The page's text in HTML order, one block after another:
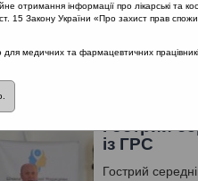
Гострий
із ГРС
Гострий
отримання інформації про лікарські та
15 Закону України «Про захист прав
медичних та фармацевтичних